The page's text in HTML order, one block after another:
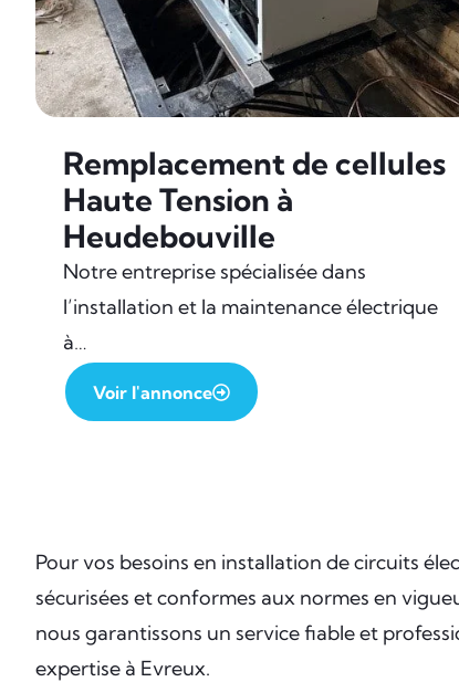
Remplacement de cellules
Haute Tension à
Heudebouville
Notre entreprise spécialisée dans
l’installation et la maintenance électrique
à…
Voir l'annonce
Pour vos besoins en installation de circuits
sécurisées et conformes aux normes en
nous garantissons un service fiable et
expertise à Evreux.